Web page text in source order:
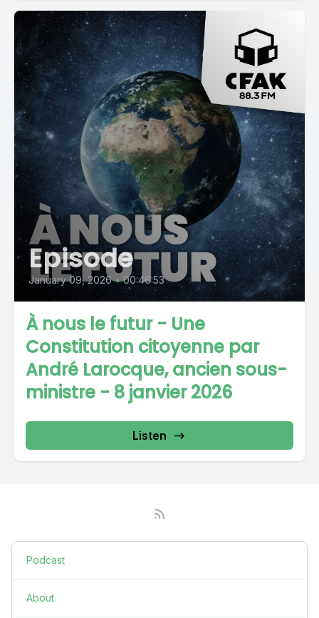
Episode
January 09, 2026 • 00:46:53
À nous le futur - Une
Constitution citoyenne par
André Larocque, ancien sous-
ministre - 8 janvier 2026
Listen
Podcast
About